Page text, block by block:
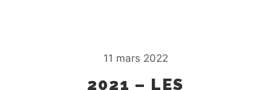
11 mars 2022
2021 – LES